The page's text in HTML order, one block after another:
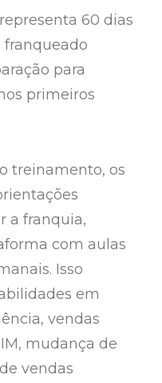
60 dias
para
primeiros
treinamento, os
a franquia,
com aulas
Isso
em
vendas
mudança de
vendas